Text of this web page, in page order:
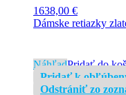
1638,00 €
Dámske retiazky
NáhľadPridať do
Pridať k
Odstrániť zo